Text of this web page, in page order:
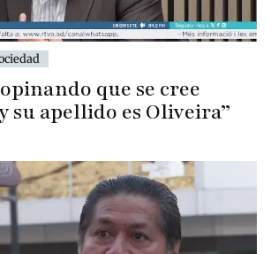
que se cree
su apellido es Oliveira”